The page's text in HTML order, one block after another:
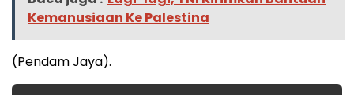
Kemanusiaan Ke Palestina
(Pendam Jaya).